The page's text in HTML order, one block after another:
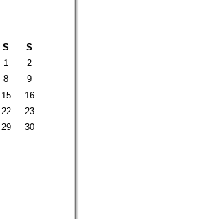
S S
1
2
8
9
15
16
22
23
29
30